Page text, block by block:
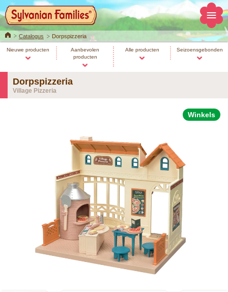
HomeCatalogus Dorpspizzeria
Nieuwe producten
Aanbevolen
producten
Alle producten Seizoensgebonden
Dorpspizzeria
Village Pizzeria
Winkels